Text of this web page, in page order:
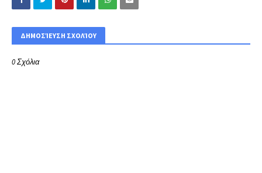
ΔΗΜΟΣΊΕΥΣΗ ΣΧΟΛΊΟΥ
0 Σχόλια